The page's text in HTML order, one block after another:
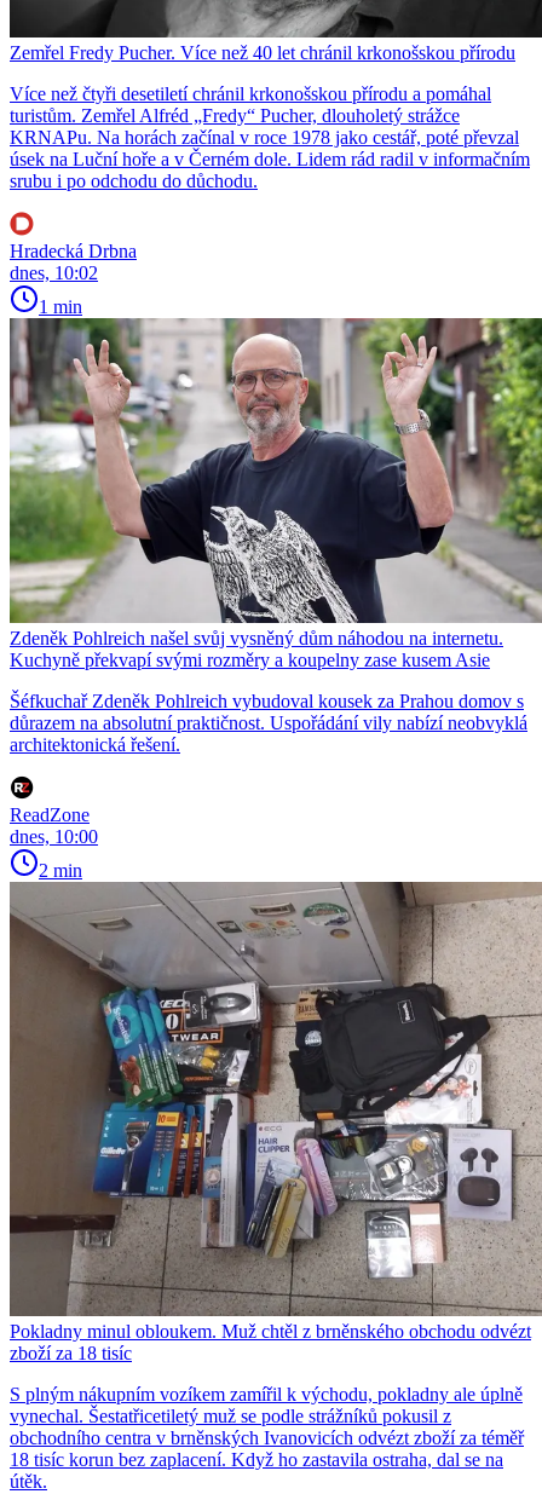
Zemřel Fredy Pucher. Více než 40 let chránil krkonošskou přírodu
Více než čtyři desetiletí chránil krkonošskou přírodu a pomáhal
turistům. Zemřel Alfréd „Fredy“ Pucher, dlouholetý strážce
KRNAPu. Na horách začínal v roce 1978 jako cestář, poté převzal
úsek na Luční hoře a v Černém dole. Lidem rád radil v informačním
srubu i po odchodu do důchodu.
Hradecká Drbna
dnes, 10:02
1 min
Zdeněk Pohlreich našel svůj vysněný dům náhodou na internetu.
Kuchyně překvapí svými rozměry a koupelny zase kusem Asie
Šéfkuchař Zdeněk Pohlreich vybudoval kousek za Prahou domov s
důrazem na absolutní praktičnost. Uspořádání vily nabízí neobvyklá
architektonická řešení.
ReadZone
dnes, 10:00
2 min
Pokladny minul obloukem. Muž chtěl z brněnského obchodu odvézt
zboží za 18 tisíc
S plným nákupním vozíkem zamířil k východu, pokladny ale úplně
vynechal. Šestatřicetiletý muž se podle strážníků pokusil z
obchodního centra v brněnských Ivanovicích odvézt zboží za téměř
18 tisíc korun bez zaplacení. Když ho zastavila ostraha, dal se na
útěk.